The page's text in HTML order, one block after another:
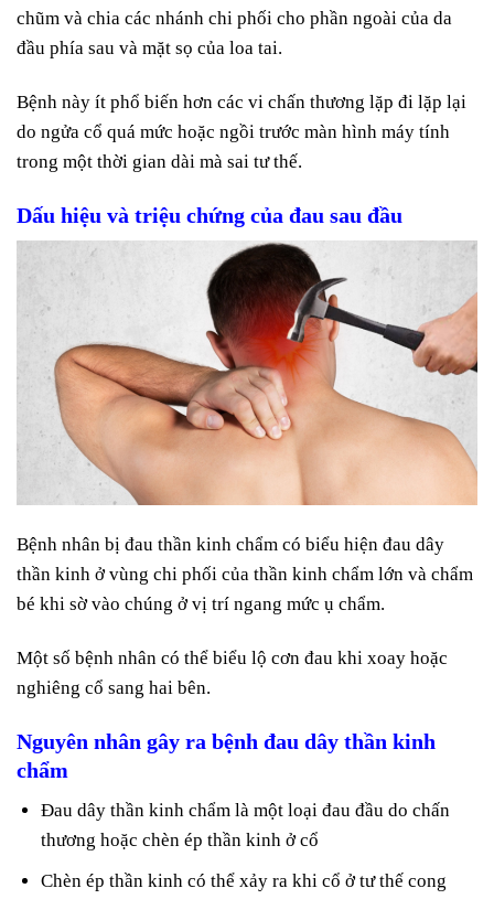
chũm và chia các nhánh chi phối cho phần ngoài của da
đầu phía sau và mặt sọ của loa tai.
Bệnh này ít phổ biến hơn các vi chấn thương lặp đi lặp lại
do ngửa cổ quá mức hoặc ngồi trước màn hình máy tính
trong một thời gian dài mà sai tư thế.
Dấu hiệu và triệu chứng của đau sau đầu
Bệnh nhân bị đau thần kinh chẩm có biểu hiện đau dây
thần kinh ở vùng chi phối của thần kinh chẩm lớn và chẩm
bé khi sờ vào chúng ở vị trí ngang mức ụ chẩm.
Một số bệnh nhân có thể biểu lộ cơn đau khi xoay hoặc
nghiêng cổ sang hai bên.
Nguyên nhân gây ra bệnh đau dây thần kinh
chẩm
Đau dây thần kinh chẩm là một loại đau đầu do chấn
thương hoặc chèn ép thần kinh ở cổ
Chèn ép thần kinh có thể xảy ra khi cổ ở tư thế cong